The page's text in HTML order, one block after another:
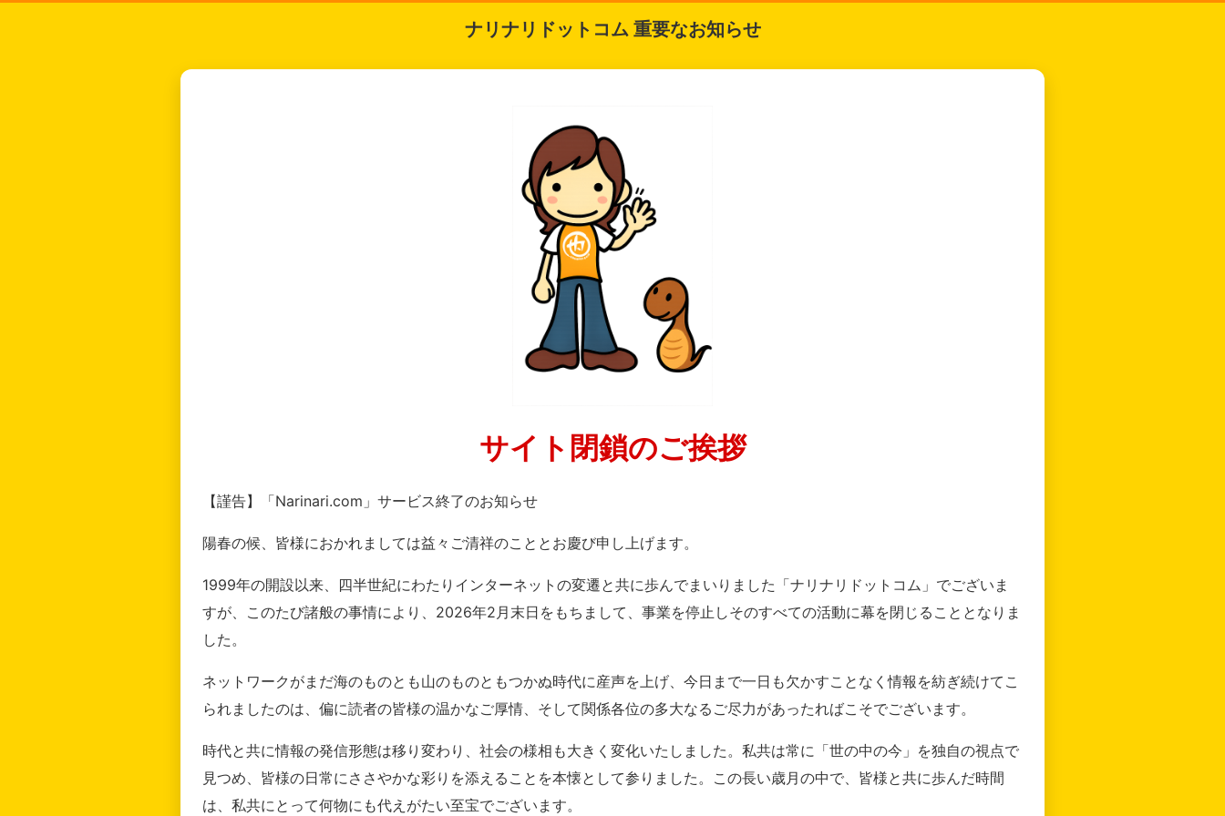
ナリナリドットコム 重要なお知らせ
サイト閉鎖のご挨拶
【謹告】「Narinari.com」サービス終了のお知らせ
陽春の候、皆様におかれましては益々ご清祥のこととお慶び申し上げます。
1999年の開設以来、四半世紀にわたりインターネットの変遷と共に歩んでまいりました「ナリナリドットコム」でございま
すが、このたび諸般の事情により、2026年2月末日をもちまして、事業を停止しそのすべての活動に幕を閉じることとなりま
した。
ネットワークがまだ海のものとも山のものともつかぬ時代に産声を上げ、今日まで一日も欠かすことなく情報を紡ぎ続けてこ
られましたのは、偏に読者の皆様の温かなご厚情、そして関係各位の多大なるご尽力があったればこそでございます。
時代と共に情報の発信形態は移り変わり、社会の様相も大きく変化いたしました。私共は常に「世の中の今」を独自の視点で
見つめ、皆様の日常にささやかな彩りを添えることを本懐として参りました。この長い歳月の中で、皆様と共に歩んだ時間
は、私共にとって何物にも代えがたい至宝でございます。